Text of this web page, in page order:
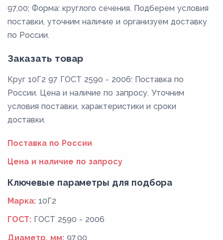
97,00; Форма: круглого сечения. Подберем условия
поставки, уточним наличие и организуем доставку
по России.
Заказать товар
Круг 10Г2 97 ГОСТ 2590 - 2006: Поставка по
России. Цена и наличие по запросу. Уточним
условия поставки, характеристики и сроки
доставки.
Поставка по России
Цена и наличие по запросу
Ключевые параметры для подбора
Марка: 10Г2
ГОСТ: ГОСТ 2590 - 2006
Диаметр, мм: 97,00